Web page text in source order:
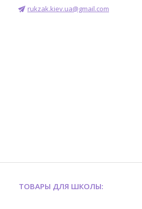
rukzak.kiev.ua@gmail.com
ТОВАРЫ ДЛЯ ШКОЛЫ: